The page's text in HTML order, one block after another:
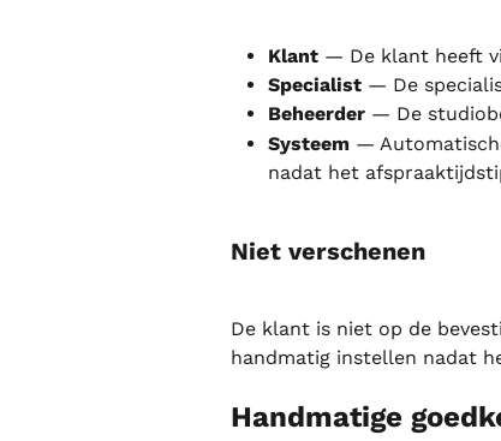
Klant — De klant heeft
Specialist — De
Beheerder — De
Systeem —
nadat het
Niet verschenen
De klant is niet op de
handmatig instellen nadat
Handmatige